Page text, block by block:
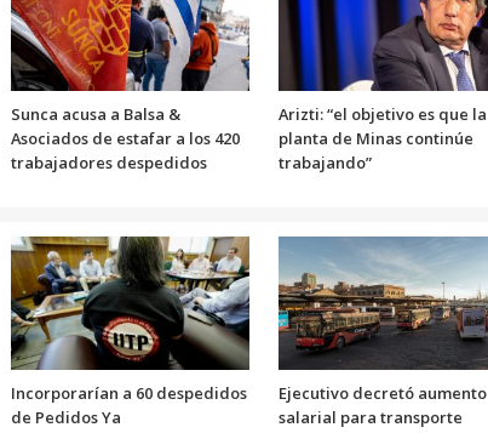
Sunca acusa a Balsa &
Asociados de estafar a los 420
trabajadores despedidos
Arizti: “el objetivo es que la
planta de Minas continúe
trabajando”
Incorporarían a 60 despedidos
de Pedidos Ya
Ejecutivo decretó aumento
salarial para transporte